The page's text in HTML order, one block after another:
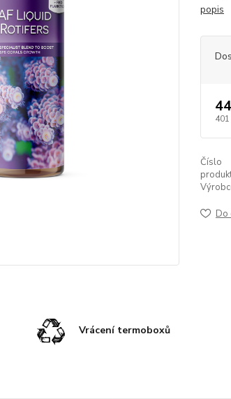
popis
401
Číslo
Do
Vrácení termoboxů